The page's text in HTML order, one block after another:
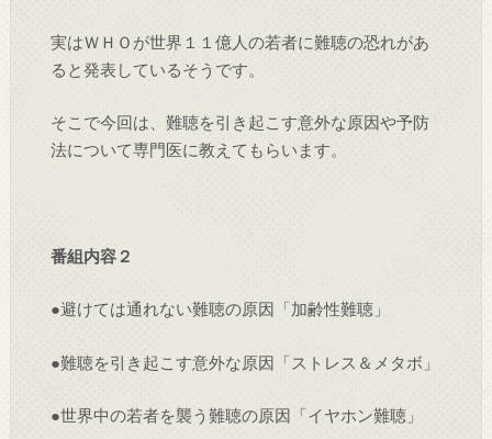
実はＷＨＯが世界１１億人の若者に難聴の恐れがあ
ると発表しているそうです。
そこで今回は、難聴を引き起こす意外な原因や予防
法について専門医に教えてもらいます。
番組内容２
●避けては通れない難聴の原因「加齢性難聴」
●難聴を引き起こす意外な原因「ストレス＆メタボ」
●世界中の若者を襲う難聴の原因「イヤホン難聴」